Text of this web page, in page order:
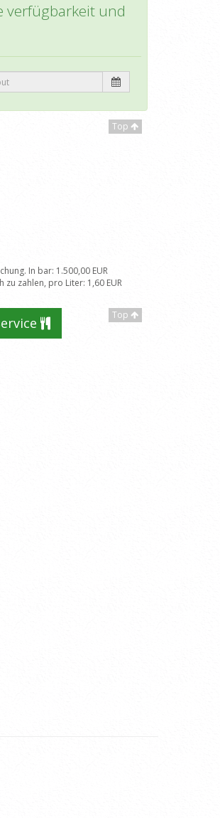
verfügbarkeit und
Top
In bar: 1.500,00 EUR
zu zahlen, pro Liter: 1,60 EUR
Top